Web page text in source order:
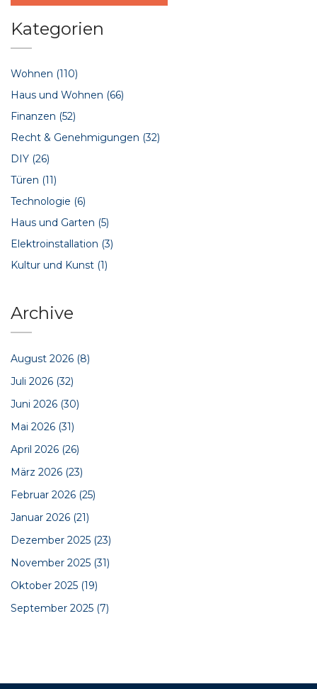
Kategorien
Wohnen (110)
Haus und Wohnen (66)
Finanzen (52)
Recht & Genehmigungen (32)
DIY (26)
Türen (11)
Technologie (6)
Haus und Garten (5)
Elektroinstallation (3)
Kultur und Kunst (1)
Archive
August 2026 (8)
Juli 2026 (32)
Juni 2026 (30)
Mai 2026 (31)
April 2026 (26)
März 2026 (23)
Februar 2026 (25)
Januar 2026 (21)
Dezember 2025 (23)
November 2025 (31)
Oktober 2025 (19)
September 2025 (7)